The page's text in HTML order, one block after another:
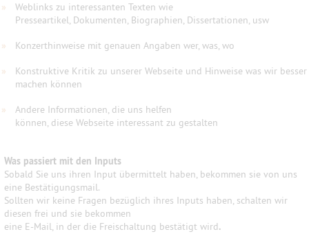
»
Weblinks zu interessanten Texten wie
Presseartikel, Dokumenten, Biographien, Dissertationen, usw
» Konzerthinweise mit genauen Angaben wer, was, wo
»
Konstruktive Kritik zu unserer Webseite und Hinweise was wir besser
machen können
»
Andere Informationen, die uns helfen
können, diese Webseite interessant zu gestalten
Was passiert mit den Inputs
Sobald Sie uns ihren Input übermittelt haben, bekommen sie von uns
eine Bestätigungsmail.
Sollten wir keine Fragen bezüglich ihres Inputs haben, schalten wir
diesen frei und sie bekommen
eine E-Mail, in der die Freischaltung bestätigt wird.